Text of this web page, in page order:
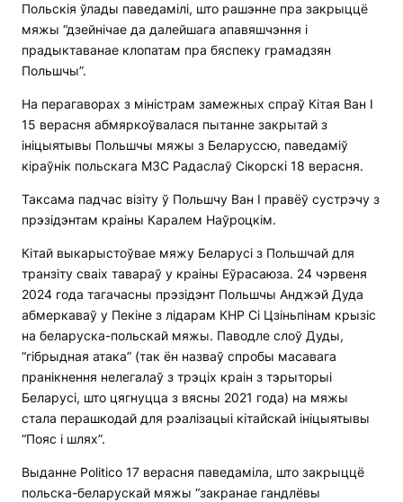
Польскія ўлады паведамілі, што рашэнне пра закрыццё
мяжы “дзейнічае да далейшага апавяшчэння і
прадыктаванае клопатам пра бяспеку грамадзян
Польшчы”.
На перагаворах з міністрам замежных спраў Кітая Ван І
15 верасня абмяркоўвалася пытанне закрытай з
ініцыятывы Польшчы мяжы з Беларуссю, паведаміў
кіраўнік польскага МЗС Радаслаў Сікорскі 18 верасня.
Таксама падчас візіту ў Польшчу Ван І правёў сустрэчу з
прэзідэнтам краіны Каралем Наўроцкім.
Кітай выкарыстоўвае мяжу Беларусі з Польшчай для
транзіту сваіх тавараў у краіны Еўрасаюза. 24 чэрвеня
2024 года тагачасны прэзідэнт Польшчы Анджэй Дуда
абмеркаваў у Пекіне з лідарам КНР Сі Цзіньпінам крызіс
на беларуска-польскай мяжы. Паводле слоў Дуды,
“гібрыдная атака” (так ён назваў спробы масавага
пранікнення нелегалаў з трэціх краін з тэрыторыі
Беларусі, што цягнуцца з вясны 2021 года) на мяжы
стала перашкодай для рэалізацыі кітайскай ініцыятывы
“Пояс і шлях”.
Выданне Politico 17 верасня паведаміла, што закрыццё
польска-беларускай мяжы “закранае гандлёвы